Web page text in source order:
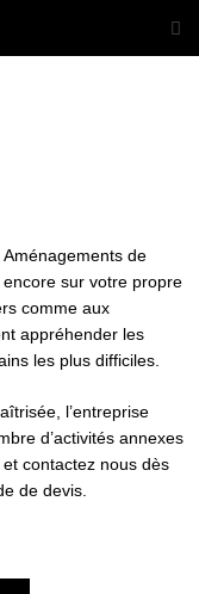
de
encore sur votre propre
comme aux
appréhender les
les plus difficiles.
l’entreprise
d’activités annexes
contactez nous dès
de devis.